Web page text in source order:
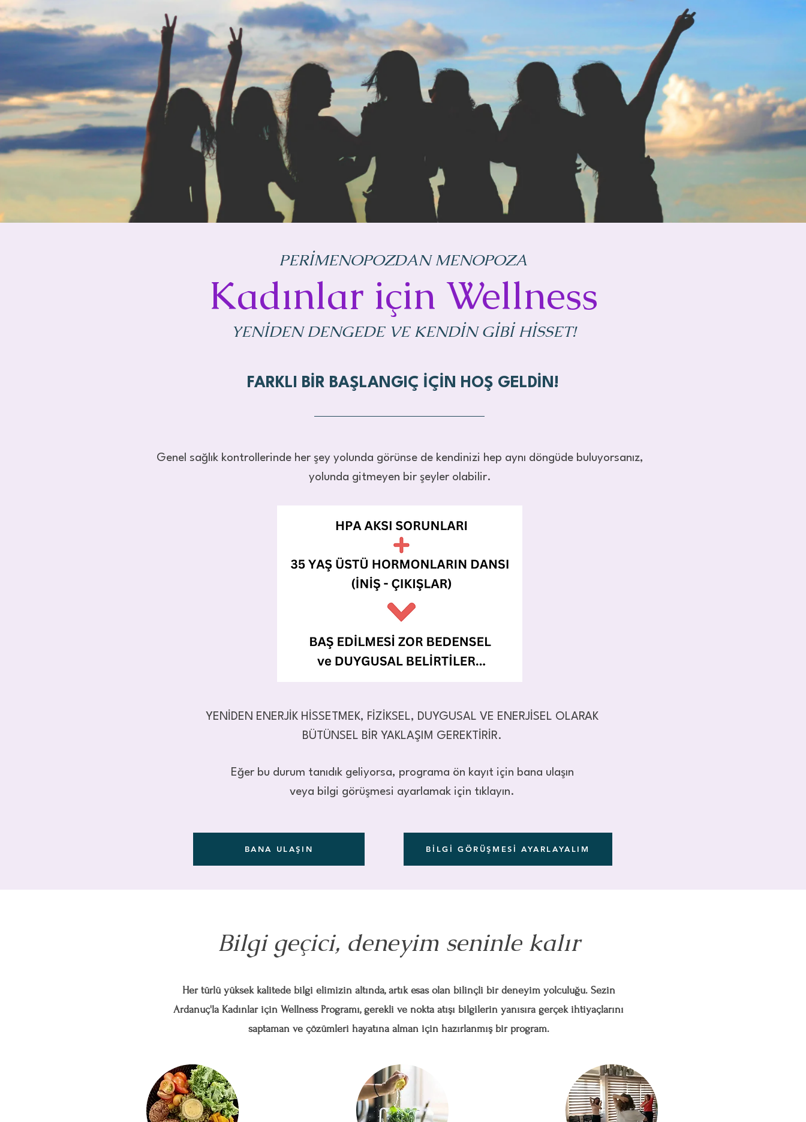
PERİMENOPOZDAN MENOPOZA
Kadınlar için Wellness
YENİDEN DENGEDE VE KENDİN GİBİ HİSSET!
FARKLI BİR BAŞLANGIÇ İÇİN HOŞ GELDİN!
Genel sağlık kontrollerinde her şey yolunda görünse de kendinizi hep aynı döngüde buluyorsanız,
yolunda gitmeyen bir şeyler olabilir.
YENİDEN ENERJİK HİSSETMEK, FİZİKSEL, DUYGUSAL VE ENERJİSEL OLARAK
BÜTÜNSEL BİR YAKLAŞIM GEREKTİRİR.
Eğer bu durum tanıdık geliyorsa, programa ön kayıt için bana ulaşın
veya bilgi görüşmesi ayarlamak için tıklayın.
BANA ULAŞIN BİLGİ GÖRÜŞMESİ AYARLAYALIM
Bilgi geçici, deneyim seninle kalır
Her türlü yüksek kalitede bilgi elimizin altında, artık esas olan bilinçli bir deneyim yolculuğu. Sezin
Ardanuç'la Kadınlar için Wellness Programı, gerekli ve nokta atışı bilgilerin yanısıra gerçek ihtiyaçlarını
saptaman ve çözümleri hayatına alman için hazırlanmış bir program.